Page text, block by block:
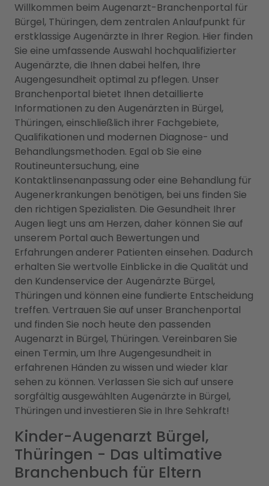
Willkommen beim Augenarzt-Branchenportal für
Bürgel, Thüringen, dem zentralen Anlaufpunkt für
erstklassige Augenärzte in Ihrer Region. Hier finden
Sie eine umfassende Auswahl hochqualifizierter
Augenärzte, die Ihnen dabei helfen, Ihre
Augengesundheit optimal zu pflegen. Unser
Branchenportal bietet Ihnen detaillierte
Informationen zu den Augenärzten in Bürgel,
Thüringen, einschließlich ihrer Fachgebiete,
Qualifikationen und modernen Diagnose- und
Behandlungsmethoden. Egal ob Sie eine
Routineuntersuchung, eine
Kontaktlinsenanpassung oder eine Behandlung für
Augenerkrankungen benötigen, bei uns finden Sie
den richtigen Spezialisten. Die Gesundheit Ihrer
Augen liegt uns am Herzen, daher können Sie auf
unserem Portal auch Bewertungen und
Erfahrungen anderer Patienten einsehen. Dadurch
erhalten Sie wertvolle Einblicke in die Qualität und
den Kundenservice der Augenärzte Bürgel,
Thüringen und können eine fundierte Entscheidung
treffen. Vertrauen Sie auf unser Branchenportal
und finden Sie noch heute den passenden
Augenarzt in Bürgel, Thüringen. Vereinbaren Sie
einen Termin, um Ihre Augengesundheit in
erfahrenen Händen zu wissen und wieder klar
sehen zu können. Verlassen Sie sich auf unsere
sorgfältig ausgewählten Augenärzte in Bürgel,
Thüringen und investieren Sie in Ihre Sehkraft!
Kinder-Augenarzt Bürgel,
Thüringen - Das ultimative
Branchenbuch für Eltern